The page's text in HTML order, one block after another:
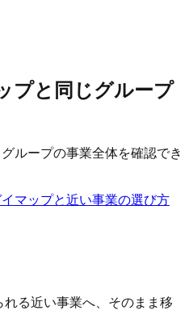
プと同じグループ
ループの事業全体を確認でき
マップと近い事業の選び方
る近い事業へ、そのまま移